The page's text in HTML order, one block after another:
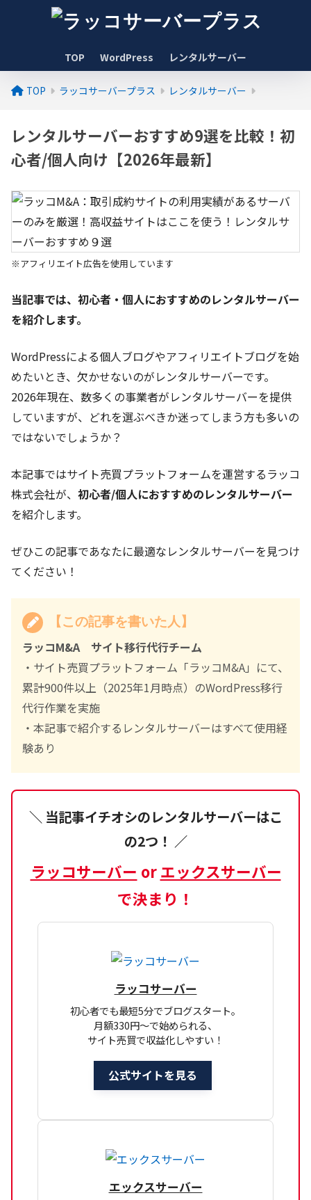
TOP WordPress レンタルサーバー
TOP ラッコサーバープラス レンタルサーバー
レンタルサーバーおすすめ9選を比較！初
心者/個人向け【2026年最新】
※アフィリエイト広告を使用しています
当記事では、初心者・個人におすすめのレンタルサーバー
を紹介します。
WordPressによる個人ブログやアフィリエイトブログを始
めたいとき、欠かせないのがレンタルサーバーです。
2026年現在、数多くの事業者がレンタルサーバーを提供
していますが、どれを選ぶべきか迷ってしまう方も多いの
ではないでしょうか？
本記事ではサイト売買プラットフォームを運営するラッコ
株式会社が、 初心者/個人におすすめのレンタルサーバー
を紹介します。
ぜひこの記事であなたに最適なレンタルサーバーを見つけ
てください！
【この記事を書いた人】
ラッコM&A サイト移行代行チーム
・サイト売買プラットフォーム「ラッコM&A」にて、
累計900件以上（2025年1月時点）のWordPress移行
代行作業を実施
・本記事で紹介するレンタルサーバーはすべて使用経
験あり
＼ 当記事イチオシのレンタルサーバーはこ
の2つ！ ／
ラッコサーバー orエックスサーバー
で決まり！
ラッコサーバー
初心者でも最短5分でブログスタート。
月額330円～で始められる、
サイト売買で収益化しやすい！
公式サイトを見る
エックスサーバー